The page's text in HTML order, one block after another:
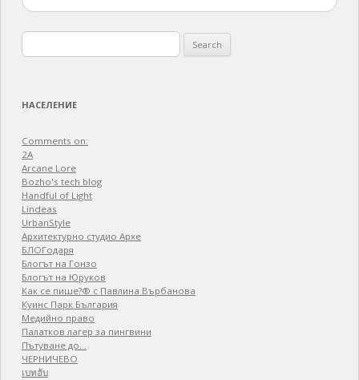
for:
НАСЕЛЕНИЕ
Comments on:
2A
Arcane Lore
Bozho's tech blog
Handful of Light
Lindeas
UrbanStyle
Архитектурно студио Архе
БЛОГодаря
Блогът на Гонзо
Блогът на Юруков
Как се пише?® с Павлина Върбанова
Куинс Парк България
Медийно право
Палатков лагер зa пингвини
Пътуване до…
ЧЕРНИЧЕВО
เบทฮับ